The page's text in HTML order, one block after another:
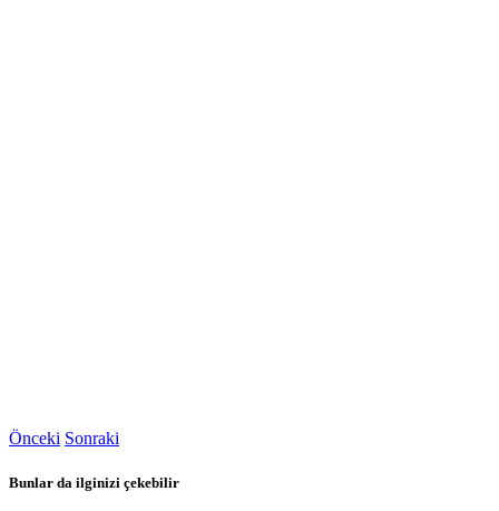
Önceki Sonraki
Bunlar da ilginizi çekebilir